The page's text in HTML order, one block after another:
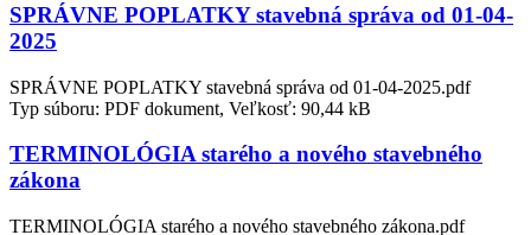
SPRÁVNE POPLATKY stavebná správa od 01-04-
2025
SPRÁVNE POPLATKY stavebná správa od 01-04-2025.pdf
Typ súboru: PDF dokument, Veľkosť: 90,44 kB
TERMINOLÓGIA starého a nového stavebného
zákona
TERMINOLÓGIA starého a nového stavebného zákona.pdf